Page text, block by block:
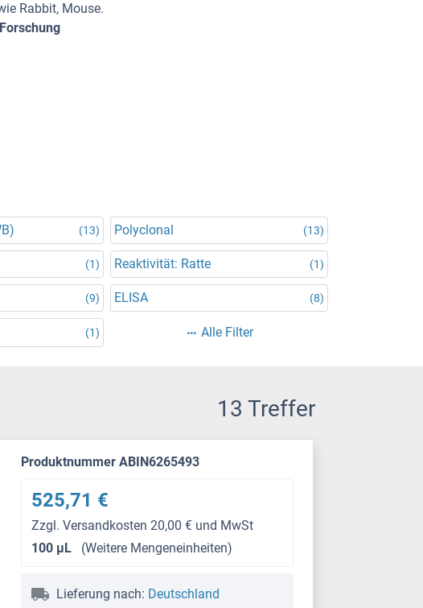
Rabbit, Mouse.
(13) Polyclonal (13)
(1) Reaktivität: Ratte (1)
(9) ELISA (8)
(1) Alle Filter
13 Treffer
Produktnummer ABIN6265493
525,71 €
Zzgl. Versandkosten 20,00 € und MwSt
100 μL
(Weitere Mengeneinheiten)
Lieferung nach: Deutschland